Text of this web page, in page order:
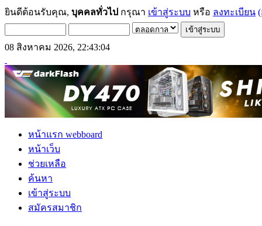
ยินดีต้อนรับคุณ, บุคคลทั่วไป กรุณา เข้าสู่ระบบ หรือ ลงทะเบียน
08 สิงหาคม 2026, 22:43:04
หน้าแรก webboard
หน้าเว็บ
ช่วยเหลือ
ค้นหา
เข้าสู่ระบบ
สมัครสมาชิก